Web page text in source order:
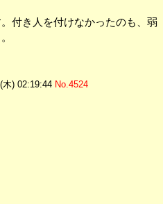
付き人を付けなかったのも、弱
木) 02:19:44 No.4524